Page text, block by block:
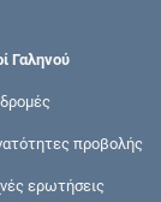
Γαληνού
προβολής
ερωτήσεις